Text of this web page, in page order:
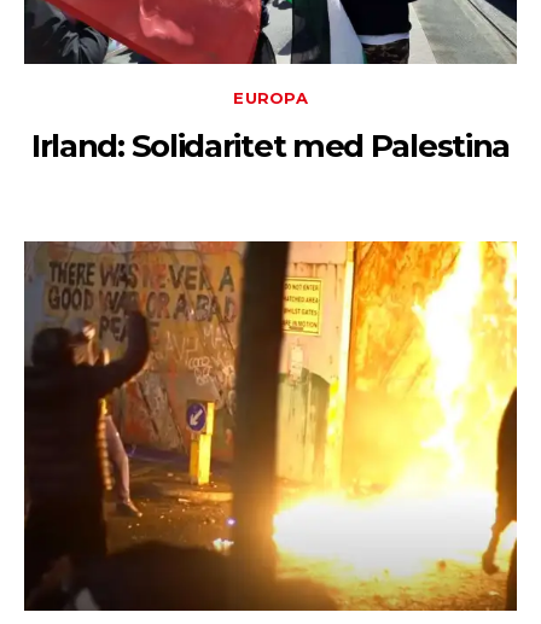
EUROPA
Irland: Solidaritet med Palestina